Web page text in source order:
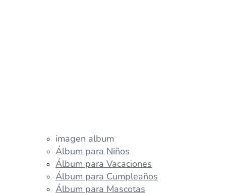
imagen album
Álbum para Niños
Álbum para Vacaciones
Álbum para Cumpleaños
Álbum para Mascotas